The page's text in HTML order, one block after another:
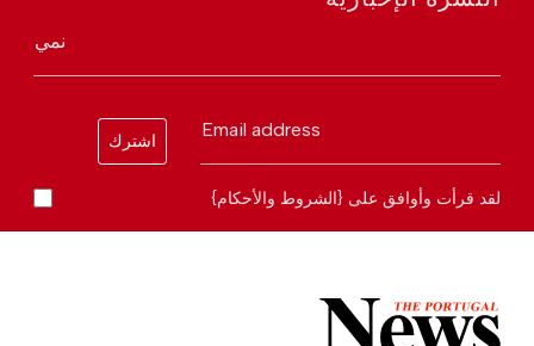
نمي
Email address
اشترك
لقد قرأت وأوافق على {الشروط والأحكام}